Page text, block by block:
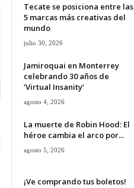
Tecate se posiciona entre las
5 marcas más creativas del
mundo
julio 30, 2026
Jamiroquai en Monterrey
celebrando 30 años de
‘Virtual Insanity’
agosto 4, 2026
La muerte de Robin Hood: El
héroe cambia el arco por...
agosto 5, 2026
¡Ve comprando tus boletos!